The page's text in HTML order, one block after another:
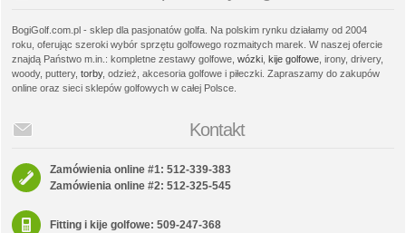
BogiGolf.com.pl - sklep dla pasjonatów golfa. Na polskim rynku działamy od 2004
roku, oferując szeroki wybór sprzętu golfowego rozmaitych marek. W naszej ofercie
znajdą Państwo m.in.: kompletne zestawy golfowe, wózki kije golfowe , irony, drivery,
woody, puttery, torby, odzież, akcesoria golfowe i piłeczki. Zapraszamy do zakupów
online oraz sieci sklepów golfowych w całej Polsce.
Kontakt
Zamówienia online #1: 512-339-383
Zamówienia online #2: 512-325-545
Fitting i kije golfowe: 509-247-368